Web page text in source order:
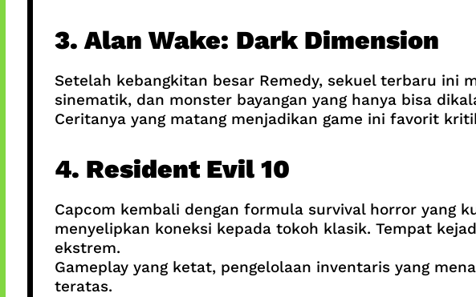
3. Alan Wake: Dark Dimension
Setelah kebangkitan besar Remedy, sekuel terbaru ini
sinematik, dan monster bayangan yang hanya bisa
Ceritanya yang matang menjadikan game ini favorit
4. Resident Evil 10
Capcom kembali dengan formula survival horror yang
menyelipkan koneksi kepada tokoh klasik. Tempat
ekstrem.
Gameplay yang ketat, pengelolaan inventaris yang
teratas.